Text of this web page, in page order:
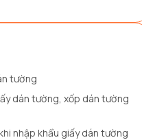
tường
dán tường, xốp dán tường
nhập khẩu giấy dán tường